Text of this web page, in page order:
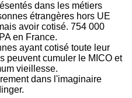
dans les métiers
étrangères hors UE
avoir cotisé. 754 000
en France.
ayant cotisé toute leur
peuvent cumuler le MICO et
vieillesse.
dans l'imaginaire